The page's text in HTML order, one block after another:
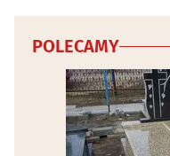
POLECAMY